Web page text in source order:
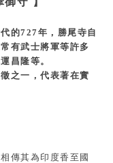
的727年，勝尾寺自
有武士將軍等許多
昌隆等。
之一，代表著在實
傳其為印度香至國